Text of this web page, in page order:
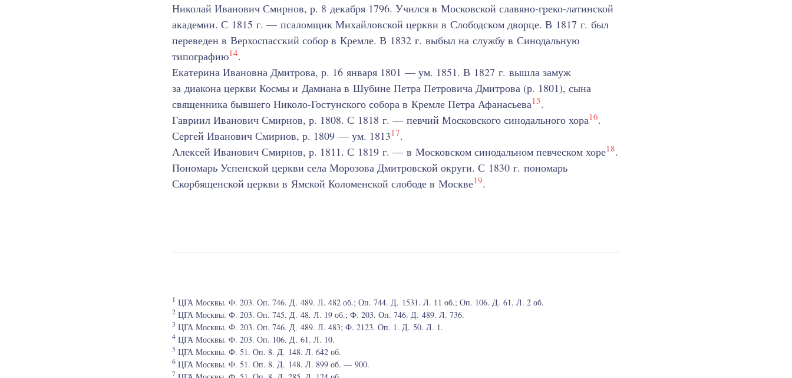
Николай Иванович Смирнов, р. 8 декабря 1796. Учился в Московской славяно-греко-латинской
академии. С 1815 г. — псаломщик Михайловской церкви в Слободском дворце. В 1817 г. был
переведен в Верхоспасский собор в Кремле. В 1832 г. выбыл на службу в Синодальную
типографию14.
Екатерина Ивановна Дмитрова, р. 16 января 1801 — ум. 1851. В 1827 г. вышла замуж
за диакона церкви Космы и Дамиана в Шубине Петра Петровича Дмитрова (р. 1801), сына
священника бывшего Николо-Гостунского собора в Кремле Петра Афанасьева15.
Гавриил Иванович Смирнов, р. 1808. С 1818 г. — певчий Московского синодального хора16.
Сергей Иванович Смирнов, р. 1809 — ум. 181317.
Алексей Иванович Смирнов, р. 1811. С 1819 г. — в Московском синодальном певческом хоре18.
Пономарь Успенской церкви села Морозова Дмитровской округи. С 1830 г. пономарь
Скорбященской церкви в Ямской Коломенской слободе в Москве19.
1 ЦГА Москвы. Ф. 203. Оп. 746. Д. 489. Л. 482 об.; Оп. 744. Д. 1531. Л. 11 об.; Оп. 106. Д. 61. Л. 2 об.
2 ЦГА Москвы. Ф. 203. Оп. 745. Д. 48. Л. 19 об.; Ф. 203. Оп. 746. Д. 489. Л. 736.
3 ЦГА Москвы. Ф. 203. Оп. 746. Д. 489. Л. 483; Ф. 2123. Оп. 1. Д. 50. Л. 1.
4 ЦГА Москвы. Ф. 203. Оп. 106. Д. 61. Л. 10.
5 ЦГА Москвы. Ф. 51. Оп. 8. Д. 148. Л. 642 об.
6 ЦГА Москвы. Ф. 51. Оп. 8. Д. 148. Л. 899 об. — 900.
7